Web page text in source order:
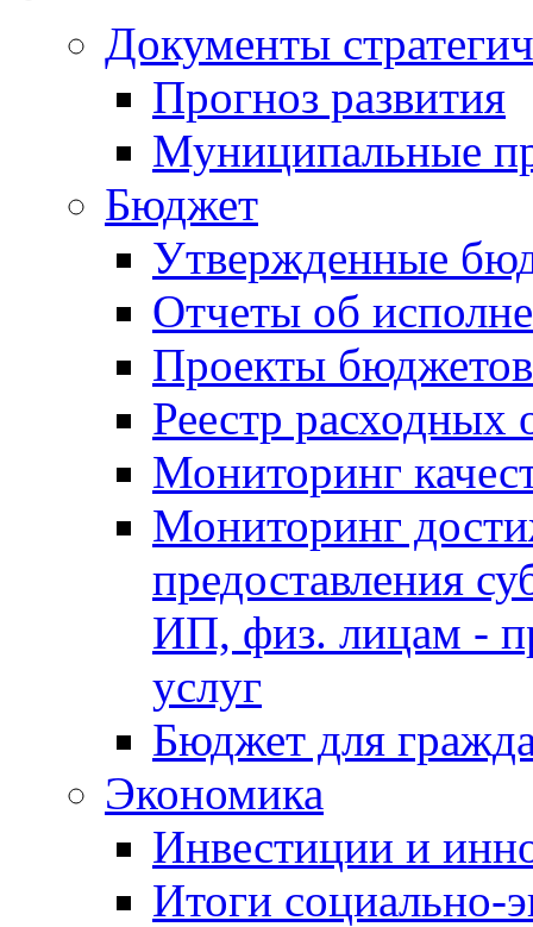
Документы
Прогноз развития
Муниципальные
Бюджет
Утвержденные
Отчеты об
Проекты бюджетов
Реестр расходных
Мониторинг
Мониторинг
предоставления
ИП, физ. лицам -
услуг
Бюджет для
Экономика
Инвестиции и
Итоги социально-